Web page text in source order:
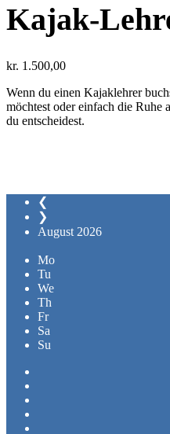
Kajak-
kr. 1.500,00
Wenn du einen Kajaklehrer
möchtest oder einfach die Ruhe
du entscheidest.
❮
❯
August 2026
Mo
Tu
We
Th
Fr
Sa
Su